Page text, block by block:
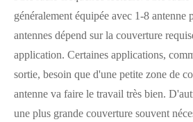
généralement équipée avec 1-8 antenne
antennes dépend sur la couverture
application. Certaines applications,
sortie, besoin que d'une petite zone de
antenne va faire le travail très bien.
une plus grande couverture souvent